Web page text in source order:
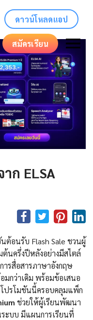
ดาวน์โหลดแอป
สมัครเรียน
ก ELSA
ต้อนรับ Flash Sale ชวนผู้
นครึ่งปีหลังอย่างมีสไตล์
ารสื่อสารภาษาอังกฤษ
มกว่าเดิม พร้อมข้อเสนอ
ปรโมชันนี้ครอบคลุมแพ็ก
ช่วยให้ผู้เรียนพัฒนา
ะบบ มีแผนการเรียนที่